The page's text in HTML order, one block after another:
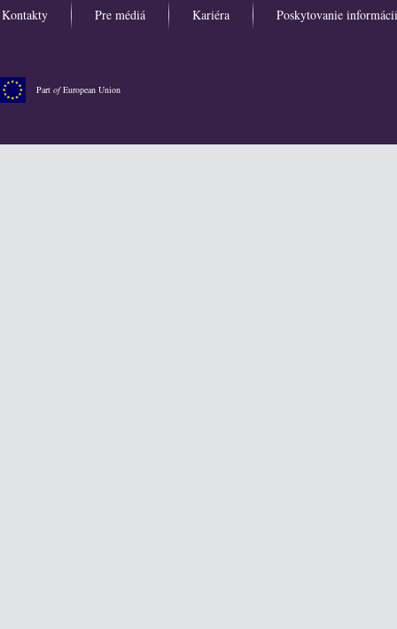
Kontakty Pre médiá Kariéra Poskytovanie informácií
Part ofEuropean Union